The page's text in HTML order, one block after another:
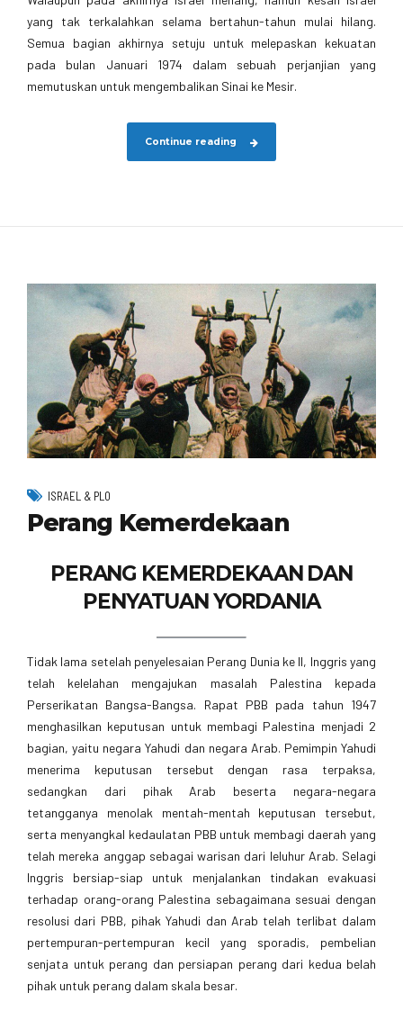
yang tak terkalahkan selama bertahun-tahun mulai hilang.
Semua bagian akhirnya setuju untuk melepaskan kekuatan
pada bulan Januari 1974 dalam sebuah perjanjian yang
memutuskan untuk mengembalikan Sinai ke Mesir.
Continue reading
ISRAEL & PLO
Perang Kemerdekaan
PERANG KEMERDEKAAN DAN
PENYATUAN YORDANIA
Tidak lama setelah penyelesaian Perang Dunia ke II, Inggris yang
telah kelelahan mengajukan masalah Palestina kepada
Perserikatan Bangsa-Bangsa. Rapat PBB pada tahun 1947
menghasilkan keputusan untuk membagi Palestina menjadi 2
bagian, yaitu negara Yahudi dan negara Arab. Pemimpin Yahudi
menerima keputusan tersebut dengan rasa terpaksa,
sedangkan dari pihak Arab beserta negara-negara
tetangganya menolak mentah-mentah keputusan tersebut,
serta menyangkal kedaulatan PBB untuk membagi daerah yang
telah mereka anggap sebagai warisan dari leluhur Arab. Selagi
Inggris bersiap-siap untuk menjalankan tindakan evakuasi
terhadap orang-orang Palestina sebagaimana sesuai dengan
resolusi dari PBB, pihak Yahudi dan Arab telah terlibat dalam
pertempuran-pertempuran kecil yang sporadis, pembelian
senjata untuk perang dan persiapan perang dari kedua belah
pihak untuk perang dalam skala besar.